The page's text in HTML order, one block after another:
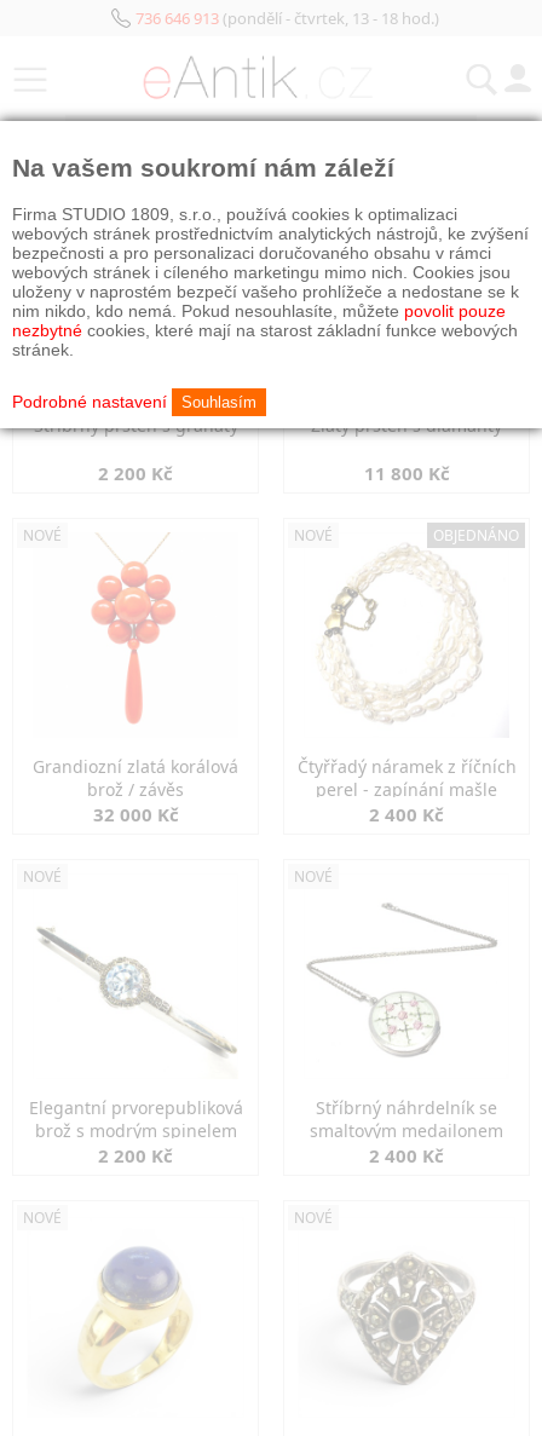
736 646 913(pondělí - čtvrtek, 13 - 18 hod.)
Stříbrný prsten s granáty
2 200 Kč
Zlatý prsten s diamanty
11 800 Kč
NOVÉ
Grandiozní zlatá korálová
brož / závěs
32 000 Kč
NOVÉ OBJEDNÁNO
Čtyřřadý náramek z říčních
perel - zapínání mašle
2 400 Kč
NOVÉ
Elegantní prvorepubliková
brož s modrým spinelem
2 200 Kč
NOVÉ
Stříbrný náhrdelník se
smaltovým medailonem
2 400 Kč
NOVÉ NOVÉ
Na vašem soukromí nám záleží
Firma STUDIO 1809, s.r.o., používá cookies k optimalizaci
webových stránek prostřednictvím analytických nástrojů, ke zvýšení
bezpečnosti a pro personalizaci doručovaného obsahu v rámci
webových stránek i cíleného marketingu mimo nich. Cookies jsou
uloženy v naprostém bezpečí vašeho prohlížeče a nedostane se k
nim nikdo, kdo nemá. Pokud nesouhlasíte, můžete povolit pouze
nezbytné cookies, které mají na starost základní funkce webových
stránek.
Podrobné nastavení Souhlasím